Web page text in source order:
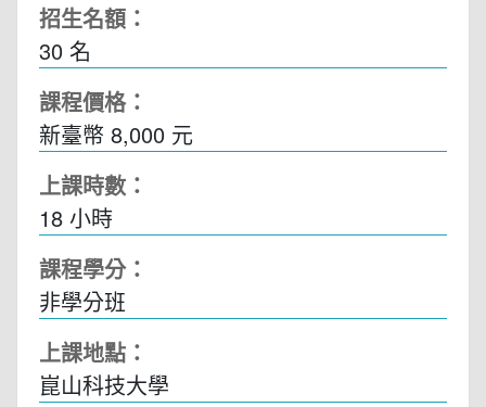
招生名額：
30 名
課程價格：
新臺幣 8,000 元
上課時數：
18 小時
課程學分：
非學分班
上課地點：
崑山科技大學